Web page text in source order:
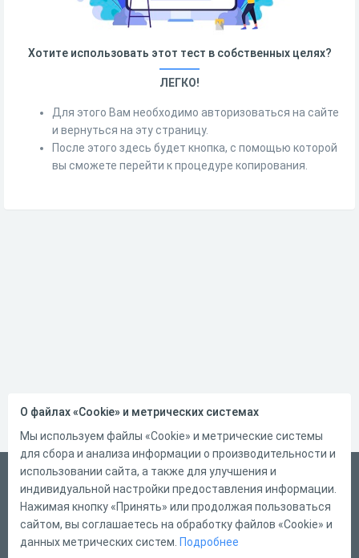
Хотите использовать этот тест в собственных целях?
ЛЕГКО!
Для этого Вам необходимо авторизоваться на сайте
и вернуться на эту страницу.
После этого здесь будет кнопка, с помощью которой
вы сможете перейти к процедуре копирования.
Русский
Справка
Форма обратной связи
О файлах «Cookie» и метрических системах
Мы используем файлы «Cookie» и метрические системы
для сбора и анализа информации о производительности и
использовании сайта, а также для улучшения и
индивидуальной настройки предоставления информации.
Нажимая кнопку «Принять» или продолжая пользоваться
сайтом, вы соглашаетесь на обработку файлов «Cookie» и
данных метрических систем. Подробнее